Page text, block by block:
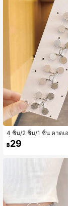
4 ชิ้น/2 ชิ้น/1 ชิ้น คาดเ
ข็มขัด ปรับเอวได้ ตัวต่อ
฿29